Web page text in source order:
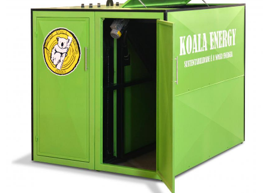
Denúncias
Relatório Transparência
Trabalhe Conosco